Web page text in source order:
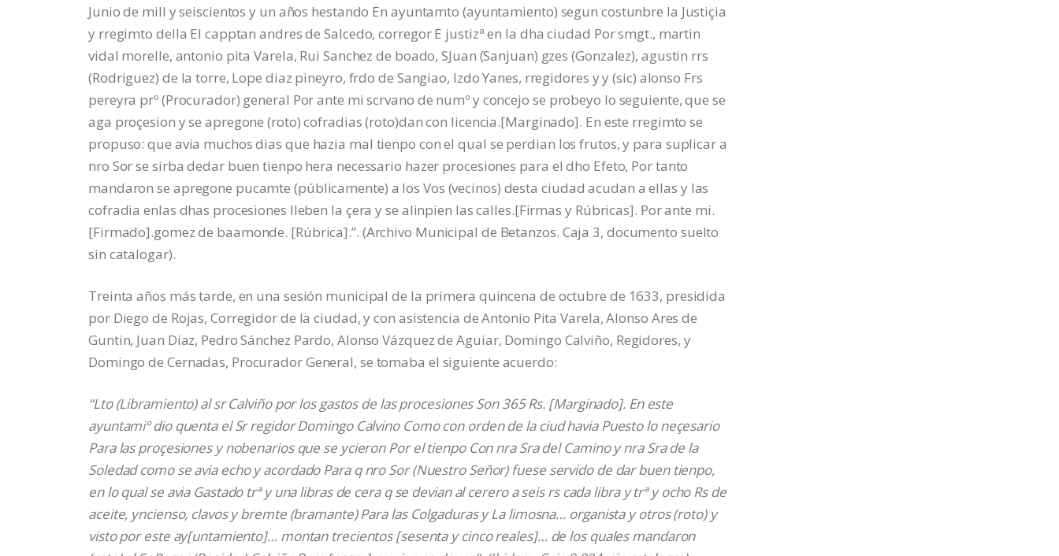
Junio de mill y seiscientos y un años hestando En ayuntamto (ayuntamiento) segun costunbre la Justiçia
y rregimto della El capptan andres de Salcedo, corregor E justizª en la dha ciudad Por smgt., martin
vidal morelle, antonio pita Varela, Rui Sanchez de boado, SJuan (Sanjuan) gzes (Gonzalez), agustin rrs
(Rodriguez) de la torre, Lope diaz pineyro, frdo de Sangiao, lzdo Yanes, rregidores y y (sic) alonso Frs
pereyra prº (Procurador) general Por ante mi scrvano de numº y concejo se probeyo lo seguiente, que se
aga proçesion y se apregone (roto) cofradias (roto)dan con licencia.[Marginado]. En este rregimto se
propuso: que avia muchos dias que hazia mal tienpo con el qual se perdian los frutos, y para suplicar a
nro Sor se sirba dedar buen tienpo hera necessario hazer procesiones para el dho Efeto, Por tanto
mandaron se apregone pucamte (públicamente) a los Vos (vecinos) desta ciudad acudan a ellas y las
cofradia enlas dhas procesiones lleben la çera y se alinpien las calles.[Firmas y Rúbricas]. Por ante mi.
[Firmado].gomez de baamonde. [Rúbrica].”. (Archivo Municipal de Betanzos. Caja 3, documento suelto
sin catalogar).
Treinta años más tarde, en una sesión municipal de la primera quincena de octubre de 1633, presidida
por Diego de Rojas, Corregidor de la ciudad, y con asistencia de Antonio Pita Varela, Alonso Ares de
Guntin, Juan Diaz, Pedro Sánchez Pardo, Alonso Vázquez de Aguiar, Domingo Calviño, Regidores, y
Domingo de Cernadas, Procurador General, se tomaba el siguiente acuerdo:
“Lto (Libramiento) al sr Calviño por los gastos de las procesiones Son 365 Rs. [Marginado]. En este
ayuntamiº dio quenta el Sr regidor Domingo Calvino Como con orden de la ciud havia Puesto lo neçesario
Para las proçesiones y nobenarios que se ycieron Por el tienpo Con nra Sra del Camino y nra Sra de la
Soledad como se avia echo y acordado Para q nro Sor (Nuestro Señor) fuese servido de dar buen tienpo,
en lo qual se avia Gastado trª y una libras de cera q se devian al cerero a seis rs cada libra y trª y ocho Rs de
aceite, yncienso, clavos y bremte (bramante) Para las Colgaduras y La limosna… organista y otros (roto) y
visto por este ay[untamiento]… montan trecientos [sesenta y cinco reales]… de los quales mandaron